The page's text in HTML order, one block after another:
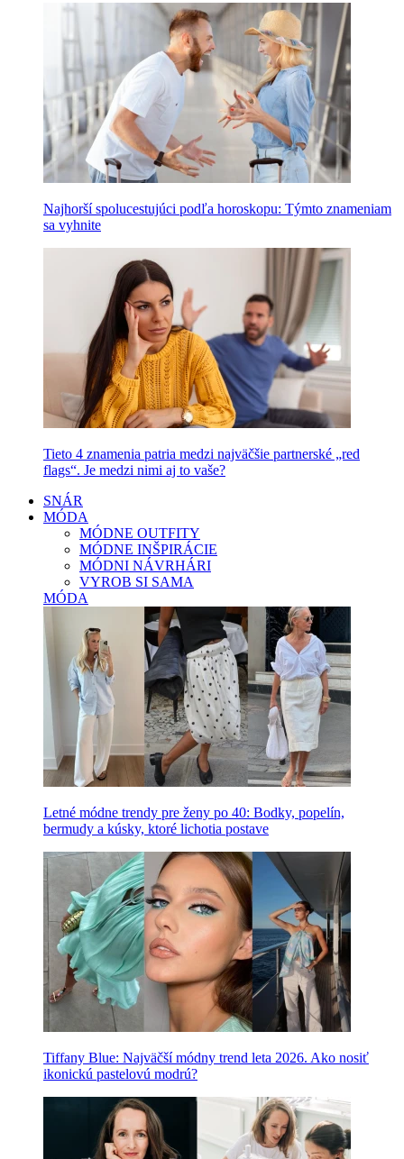
Najhorší spolucestujúci podľa horoskopu: Týmto znameniam
sa vyhnite
Tieto 4 znamenia patria medzi najväčšie partnerské „red
flags“. Je medzi nimi aj to vaše?
SNÁR
MÓDA
MÓDNE OUTFITY
MÓDNE INŠPIRÁCIE
MÓDNI NÁVRHÁRI
VYROB SI SAMA
MÓDA
Letné módne trendy pre ženy po 40: Bodky, popelín,
bermudy a kúsky, ktoré lichotia postave
Tiffany Blue: Najväčší módny trend leta 2026. Ako nosiť
ikonickú pastelovú modrú?